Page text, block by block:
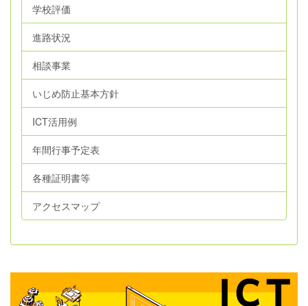
学校評価
進路状況
相談事業
いじめ防止基本方針
ICT活用例
年間行事予定表
各種証明書等
アクセスマップ